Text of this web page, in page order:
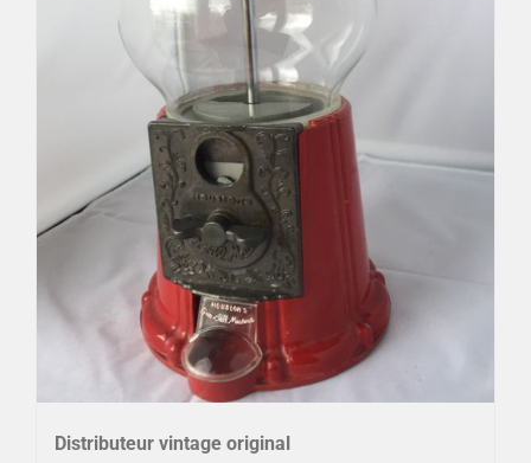
Distributeur vintage original